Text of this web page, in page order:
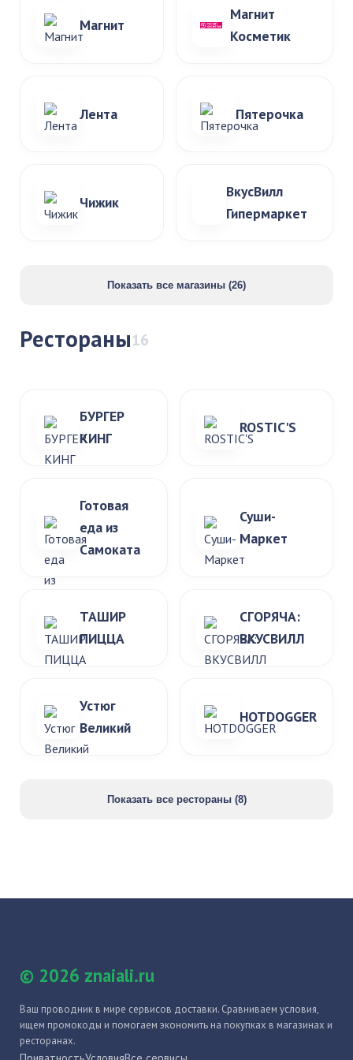
Магнит
Магнит
Косметик
Лента Пятерочка
Чижик
ВкусВилл
Гипермаркет
Показать все магазины (26)
Рестораны16
БУРГЕР
КИНГ
ROSTIC'S
Готовая
еда из
Самоката
Суши-
Маркет
ТАШИР
ПИЦЦА
СГОРЯЧА:
ВКУСВИЛЛ
Устюг
Великий
HOTDOGGER
Показать все рестораны (8)
© 2026 znaiali.ru
Ваш проводник в мире сервисов доставки. Сравниваем условия,
ищем промокоды и помогаем экономить на покупках в магазинах и
ресторанах.